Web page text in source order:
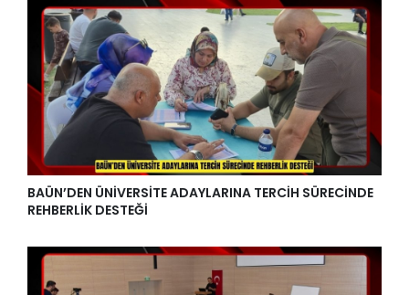
BAÜN’DEN ÜNİVERSİTE ADAYLARINA TERCİH SÜRECİNDE
REHBERLİK DESTEĞİ